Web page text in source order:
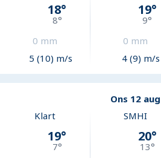
18°
8°
0 mm
5 (10) m/s
19°
9°
0 mm
4 (9) m/s
Ons 12 aug
Klart
19°
7°
SMHI
20°
13°